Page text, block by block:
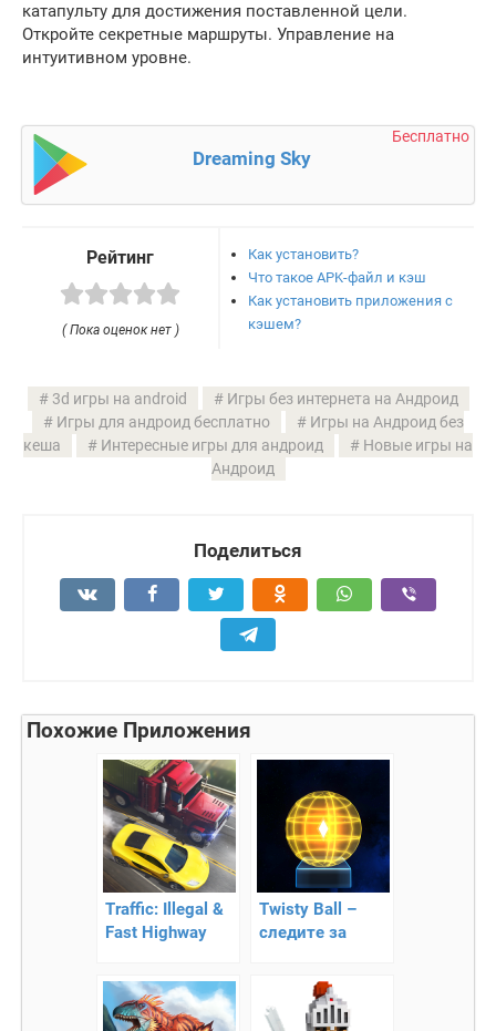
катапульту для достижения поставленной цели.
Откройте секретные маршруты. Управление на
интуитивном уровне.
Бесплатно
Dreaming Sky
Рейтинг
( Пока оценок нет )
Как установить?
Что такое APK-файл и кэш
Как установить приложения с
кэшем?
3d игры на android
Игры без интернета на Андроид
Игры для андроид бесплатно
Игры на Андроид без
кеша
Интересные игры для андроид
Новые игры на
Андроид
Поделиться
Похожие Приложения
Traffic: Illegal &
Fast Highway
гоночный
раннер
Twisty Ball –
следите за